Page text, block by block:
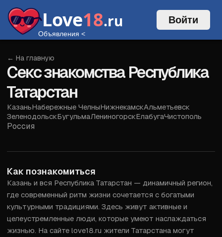
Love18.ru
Объявления <
Войти
← На главную
Секс знакомства Республика
Татарстан
КазаньНабережные ЧелныНижнекамскАльметьевск
ЗеленодольскБугульмаЛениногорскЕлабугаЧистополь
Россия
Как познакомиться
Казань и вся Республика Татарстан — динамичный регион,
где современный ритм жизни сочетается с богатыми
культурными традициями. Здесь живут активные и
целеустремленные люди, которые умеют наслаждаться
жизнью. На сайте love18.ru жители Татарстана могут